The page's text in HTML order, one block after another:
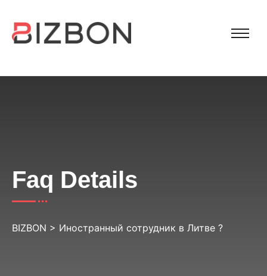
Faq Details
BIZBON > Иностранный сотрудник в Литве ?